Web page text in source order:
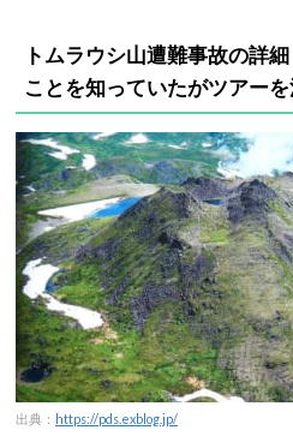
トムラウシ山遭難事故の詳細
ことを知っていたがツアー
出典： https://pds.exblog.jp/